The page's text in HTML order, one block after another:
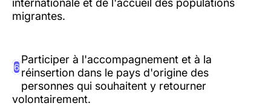
internationale et de l'accueil des populations
migrantes.
6
Participer à l'accompagnement et à la
réinsertion dans le pays d'origine des
personnes qui souhaitent y retourner
volontairement.